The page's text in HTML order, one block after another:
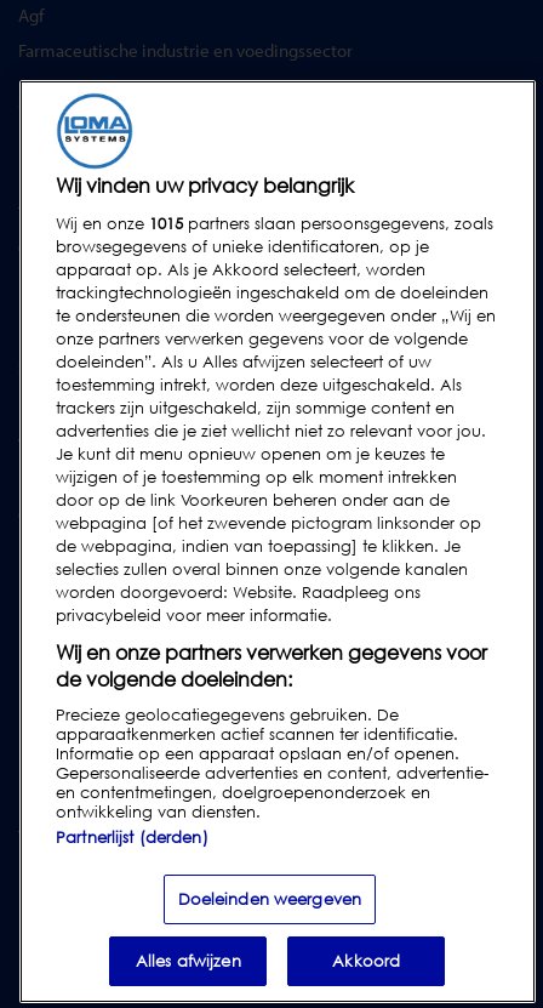
Agf
Farmaceutische industrie en voedingssector
SERVICES
Service Contracten
Reserve-onderdelen
Test Samples
Opleidingscentrum
Upgrades
SUPPORT
Neem contact met ons op
Verzoek Voor Ondersteuning Indienen
Gebruikershandleidingen
Industrierichtlijnen
Legacy Producten
Subscribe to our Newsletter
Privacy & Cookies|Disclaimer|Klantenvoorwaarden
|Modern Slavery Act Transparency Statement
Report Code of Conduct Violation
© 2026 Loma Systems - A Division of ITW
Wij vinden uw privacy belangrijk
Wij en onze 1015partners slaan persoonsgegevens, zoals
browsegegevens of unieke identificatoren, op je
apparaat op. Als je Akkoord selecteert, worden
trackingtechnologieën ingeschakeld om de doeleinden
te ondersteunen die worden weergegeven onder „Wij en
onze partners verwerken gegevens voor de volgende
doeleinden”. Als u Alles afwijzen selecteert of uw
toestemming intrekt, worden deze uitgeschakeld. Als
trackers zijn uitgeschakeld, zijn sommige content en
advertenties die je ziet wellicht niet zo relevant voor jou.
Je kunt dit menu opnieuw openen om je keuzes te
wijzigen of je toestemming op elk moment intrekken
door op de link Voorkeuren beheren onder aan de
webpagina [of het zwevende pictogram linksonder op
de webpagina, indien van toepassing] te klikken. Je
selecties zullen overal binnen onze volgende kanalen
worden doorgevoerd: Website. Raadpleeg ons
privacybeleid voor meer informatie.
Wij en onze partners verwerken gegevens voor
de volgende doeleinden:
Precieze geolocatiegegevens gebruiken. De
apparaatkenmerken actief scannen ter identificatie.
Informatie op een apparaat opslaan en/of openen.
Gepersonaliseerde advertenties en content, advertentie-
en contentmetingen, doelgroepenonderzoek en
ontwikkeling van diensten.
Partnerlijst (derden)
Doeleinden weergeven
Alles afwijzen Akkoord